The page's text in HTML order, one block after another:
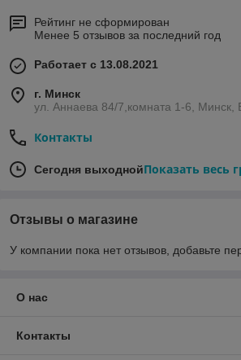
Рейтинг не сформирован
Менее 5 отзывов за последний год
Работает с 13.08.2021
г. Минск
ул. Аннаева 84/7,комната 1-6, Минск,
Контакты
Сегодня выходнойПоказать весь
Отзывы о магазине
У компании пока нет отзывов, добавьте
О нас
Контакты